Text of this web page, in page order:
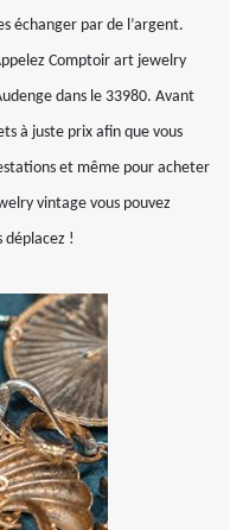
échanger par de l’argent.
Comptoir art jewelry
dans le 33980. Avant
à juste prix afin que vous
et même pour acheter
vintage vous pouvez
déplacez !